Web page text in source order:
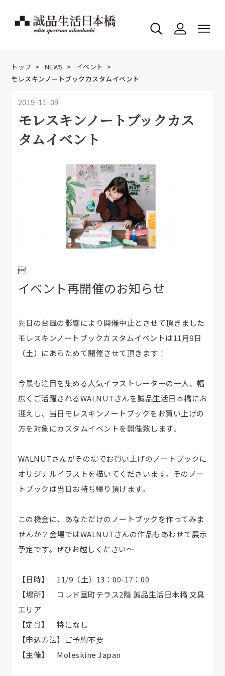
トップ > NEWS > イベント >
モレスキンノートブックカスタムイベント
2019-11-09
モレスキンノートブックカス
タムイベント

イベント再開催のお知らせ
先日の台風の影響により開催中止とさせて頂きました
モレスキンノートブックカスタムイベントは11月9日
（土）にあらためて開催させて頂きます！
今最も注目を集める人気イラストレーターの一人、幅
広くご活躍されるWALNUTさんを誠品生活日本橋にお
迎えし、当日モレスキンノートブックをお買い上げの
方を対象にカスタムイベントを開催致します。
WALNUTさんがその場でお買い上げのノートブックに
オリジナルイラストを描いてくださいます。そのノー
トブックは当日お持ち帰り頂けます。
この機会に、あなただけのノートブックを作ってみま
せんか？会場ではWALNUTさんの作品もあわせて展示
予定です。ぜひお越しください～
【日時】 11/9（土）13：00-17：00
【場所】 コレド室町テラス2階 誠品生活日本橋 文具
エリア
【定員】 特になし
【申込方法】ご予約不要
【主催】 Moleskine Japan